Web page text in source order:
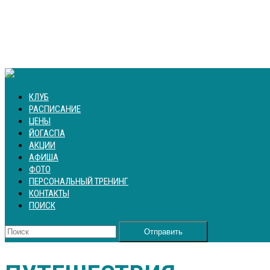
КЛУБ
РАСПИСАНИЕ
ЦЕНЫ
ЙОГАСПА
АКЦИИ
АФИША
ФОТО
ПЕРСОНАЛЬНЫЙ ТРЕНИНГ
КОНТАКТЫ
ПОИСК
Отправить